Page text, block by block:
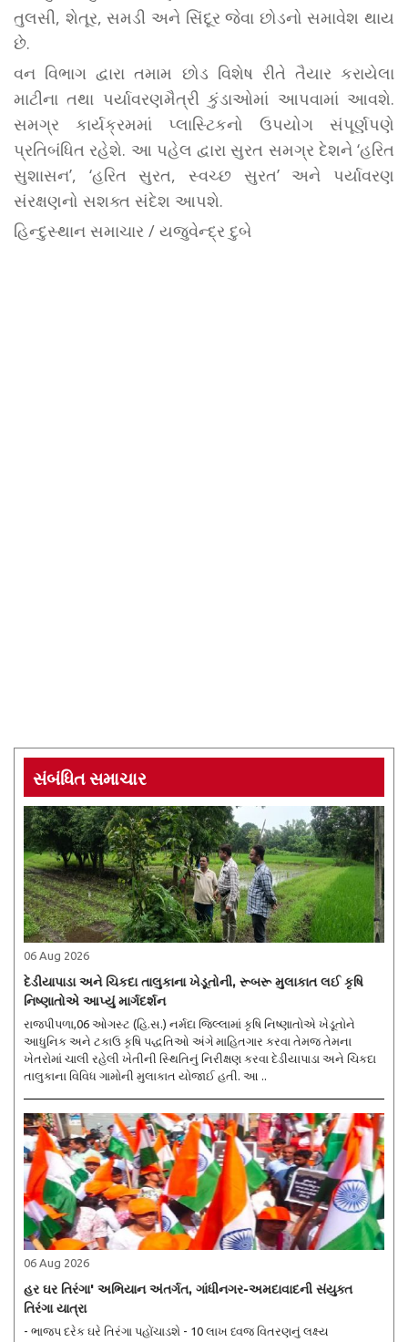
તુલસી, શેતૂર, સમડી અને સિંદૂર જેવા છોડનો સમાવેશ થાય
છે.
વન વિભાગ દ્વારા તમામ છોડ વિશેષ રીતે તૈયાર કરાયેલા
માટીના તથા પર્યાવરણમૈત્રી કુંડાઓમાં આપવામાં આવશે.
સમગ્ર કાર્યક્રમમાં પ્લાસ્ટિકનો ઉપયોગ સંપૂર્ણપણે
પ્રતિબંધિત રહેશે. આ પહેલ દ્વારા સુરત સમગ્ર દેશને ‘હરિત
સુશાસન’, ‘હરિત સુરત, સ્વચ્છ સુરત’ અને પર્યાવરણ
સંરક્ષણનો સશક્ત સંદેશ આપશે.
હિન્દુસ્થાન સમાચાર / યજુવેન્દ્ર દુબે
સંબંધિત સમાચાર
06 Aug 2026
દેડીયાપાડા અને ચિકદા તાલુકાના ખેડૂતોની, રૂબરૂ મુલાકાત લઈ કૃષિ
નિષ્ણાતોએ આપ્યું માર્ગદર્શન
રાજપીપળા,06 ઓગસ્ટ (હિ.સ.) નર્મદા જિલ્લામાં કૃષિ નિષ્ણાતોએ ખેડૂતોને
આધુનિક અને ટકાઉ કૃષિ પદ્ધતિઓ અંગે માહિતગાર કરવા તેમજ તેમના
ખેતરોમાં ચાલી રહેલી ખેતીની સ્થિતિનું નિરીક્ષણ કરવા દેડીયાપાડા અને ચિકદા
તાલુકાના વિવિધ ગામોની મુલાકાત યોજાઈ હતી. આ ..
06 Aug 2026
હર ઘર તિરંગા' અભિયાન અંતર્ગત, ગાંધીનગર-અમદાવાદની સંયુક્ત
તિરંગા યાત્રા
- ભાજપ દરેક ઘરે તિરંગા પહોંચાડશે - 10 લાખ ધ્વજ વિતરણનું લક્ષ્ય